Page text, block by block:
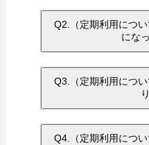
Q2.（定期利用につ
にな
Q3.（定期利用につ
Q4.（定期利用につ